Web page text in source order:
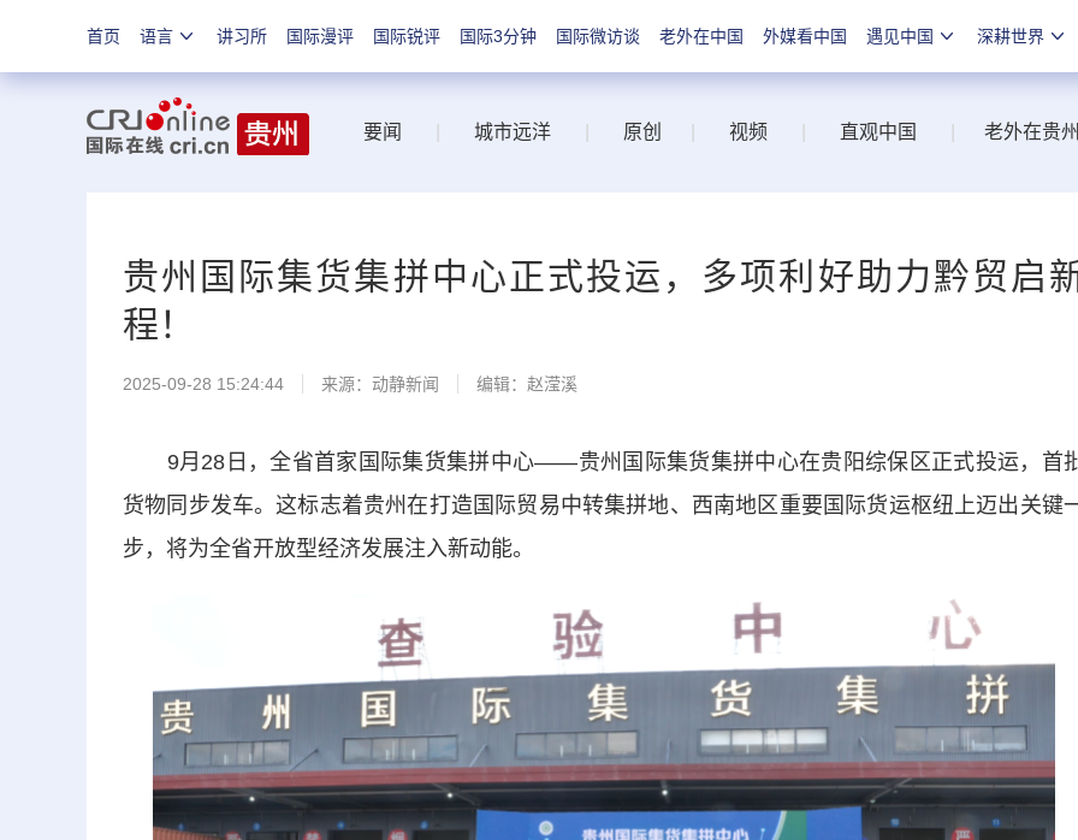
首页 语言 讲习所 国际漫评 国际锐评 国际3分钟 国际微访谈 老外在中国 外媒看中国 遇见中国 深耕世界
要闻 城市远洋 原创 视频 直观中国 老外在贵
贵州国际集货集拼中心正式投运，多项利好助力黔贸启
程！
2025-09-28 15:24:44 来源： 动静新闻 编辑：赵滢溪
9月28日，全省首家国际集货集拼中心——贵州国际集货集拼中心在贵阳综保区正式投运，首
货物同步发车。这标志着贵州在打造国际贸易中转集拼地、西南地区重要国际货运枢纽上迈出关键
步，将为全省开放型经济发展注入新动能。